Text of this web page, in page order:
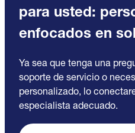
para usted:
enfocados en
Ya sea que tenga una
soporte de servicio o
personalizado, lo
especialista adecuado.